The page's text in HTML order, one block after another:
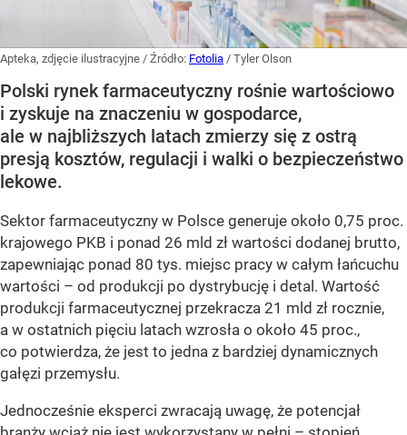
Apteka, zdjęcie ilustracyjne / Źródło: Fotolia / Tyler Olson
Polski rynek farmaceutyczny rośnie wartościowo
i zyskuje na znaczeniu w gospodarce,
ale w najbliższych latach zmierzy się z ostrą
presją kosztów, regulacji i walki o bezpieczeństwo
lekowe.
Sektor farmaceutyczny w Polsce generuje około 0,75 proc.
krajowego PKB i ponad 26 mld zł wartości dodanej brutto,
zapewniając ponad 80 tys. miejsc pracy w całym łańcuchu
wartości – od produkcji po dystrybucję i detal. Wartość
produkcji farmaceutycznej przekracza 21 mld zł rocznie,
a w ostatnich pięciu latach wzrosła o około 45 proc.,
co potwierdza, że jest to jedna z bardziej dynamicznych
gałęzi przemysłu.
Jednocześnie eksperci zwracają uwagę, że potencjał